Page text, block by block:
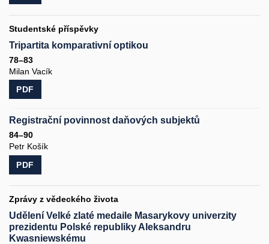
Studentské příspěvky
Tripartita komparativní optikou
78–83
Milan Vacík
PDF
Registrační povinnost daňových subjektů
84–90
Petr Košík
PDF
Zprávy z vědeckého života
Udělení Velké zlaté medaile Masarykovy univerzity
prezidentu Polské republiky Aleksandru
Kwasniewskému